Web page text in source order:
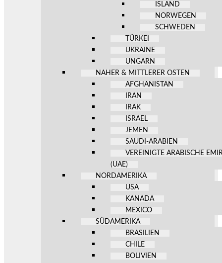
ISLAND
NORWEGEN
SCHWEDEN
TÜRKEI
UKRAINE
UNGARN
NAHER & MITTLERER OSTEN
AFGHANISTAN
IRAN
IRAK
ISRAEL
JEMEN
SAUDI-ARABIEN
VEREINIGTE ARABISCHE
(UAE)
NORDAMERIKA
USA
KANADA
MEXICO
SÜDAMERIKA
BRASILIEN
CHILE
BOLIVIEN